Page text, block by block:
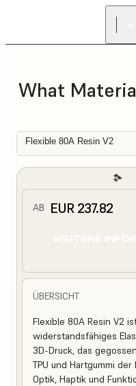
What
Flexible 80A Resin V2
AB EUR 237.82
ÜBERSICHT
Flexible 80A Resin V2
widerstandsfähiges
3D-Druck, das
TPU und Hartgummi
Optik, Haptik und